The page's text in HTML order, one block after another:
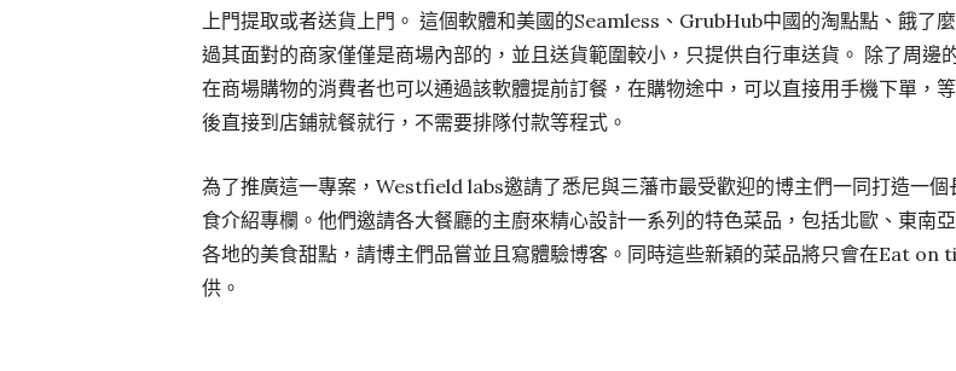
上門提取或者送貨上門。 這個軟體和美國的Seamless、GrubHub中國的淘點點、餓了
過其面對的商家僅僅是商場內部的，並且送貨範圍較小，只提供自行車送貨。 除了周邊
在商場購物的消費者也可以通過該軟體提前訂餐，在購物途中，可以直接用手機下單，
後直接到店鋪就餐就行，不需要排隊付款等程式。
為了推廣這一專案，Westfield labs邀請了悉尼與三藩市最受歡迎的博主們一同打造一個
食介紹專欄。他們邀請各大餐廳的主廚來精心設計一系列的特色菜品，包括北歐、東南
各地的美食甜點，請博主們品嘗並且寫體驗博客。同時這些新穎的菜品將只會在Eat on
供。